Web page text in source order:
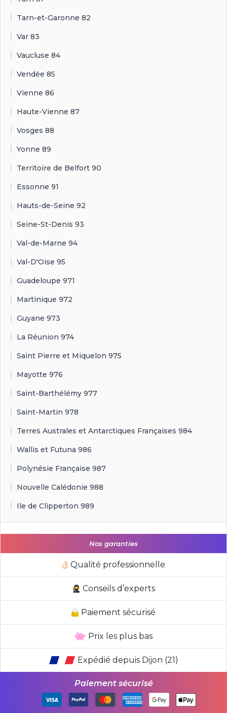
Tarn-et-Garonne 82
Var 83
Vaucluse 84
Vendée 85
Vienne 86
Haute-Vienne 87
Vosges 88
Yonne 89
Territoire de Belfort 90
Essonne 91
Hauts-de-Seine 92
Seine-St-Denis 93
Val-de-Marne 94
Val-D'Oise 95
Guadeloupe 971
Martinique 972
Guyane 973
La Réunion 974
Saint Pierre et Miquelon 975
Mayotte 976
Saint-Barthélémy 977
Saint-Martin 978
Terres Australes et Antarctiques Françaises 984
Wallis et Futuna 986
Polynésie Française 987
Nouvelle Calédonie 988
Ile de Clipperton 989
Nos garanties
Qualité professionnelle
Conseils d’experts
Paiement sécurisé
Prix les plus bas
Expédié depuis Dijon (21)
Paiement sécurisé